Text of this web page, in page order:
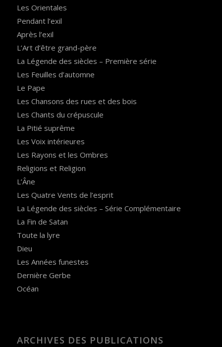
Les Orientales
Pendant l’exil
Après l’exil
L’Art d’être grand-père
La Légende des siècles – Première série
Les Feuilles d’automne
Le Pape
Les Chansons des rues et des bois
Les Chants du crépuscule
La Pitié suprême
Les Voix intérieures
Les Rayons et les Ombres
Religions et Religion
L’Âne
Les Quatre Vents de l’esprit
La Légende des siècles – Série Complémentaire
La Fin de Satan
Toute la lyre
Dieu
Les Années funestes
Dernière Gerbe
Océan
ARCHIVES DES PUBLICATIONS